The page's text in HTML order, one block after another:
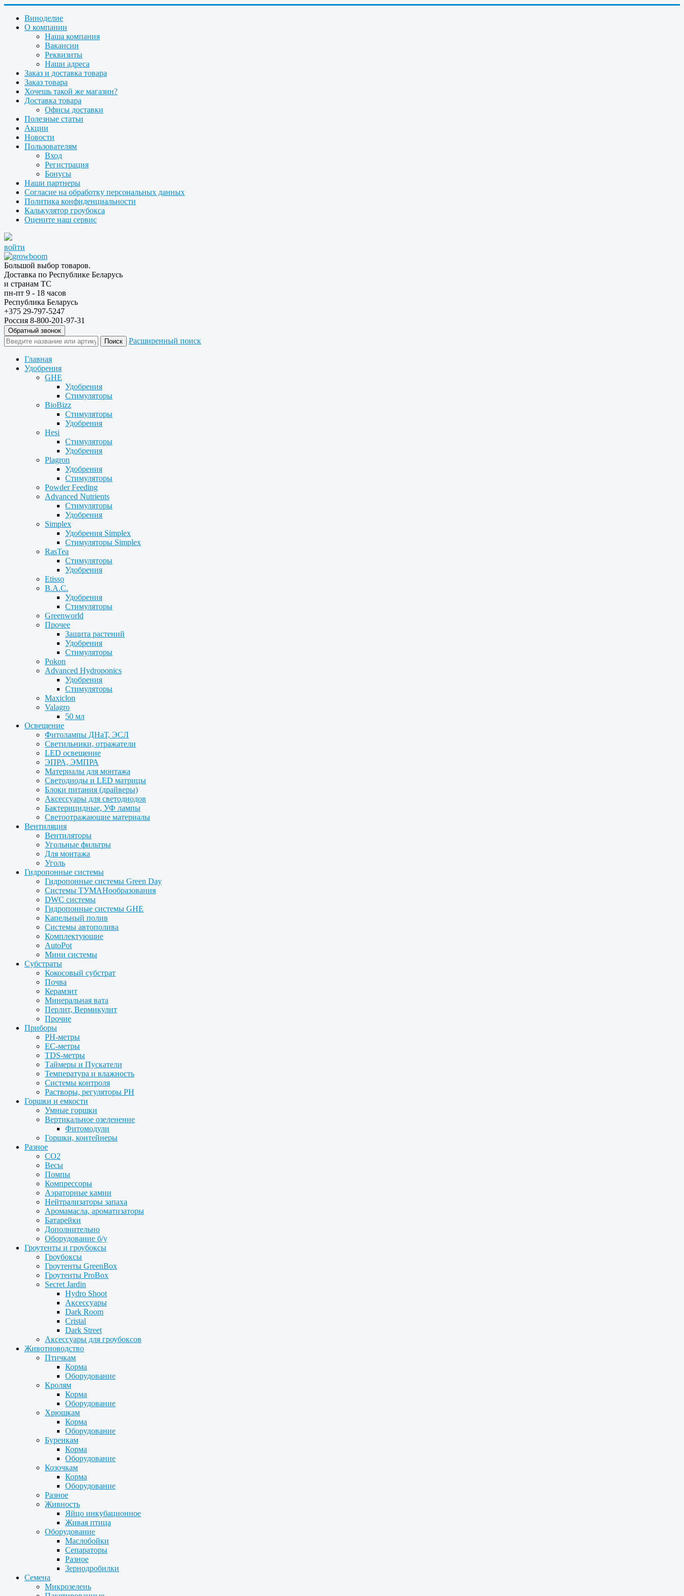
Виноделие
О компании
Наша компания
Вакансии
Реквизиты
Наши адреса
Заказ и доставка товара
Заказ товара
Хочешь такой же магазин?
Доставка товара
Офисы доставки
Полезные статьи
Акции
Новости
Пользователям
Вход
Регистрация
Бонусы
Наши партнеры
Согласие на обработку персональных данных
Политика конфиденциальности
Калькулятор гроубокса
Оцените наш сервис
войти
Большой выбор товаров.
Доставка по Республике Беларусь
и странам ТС
пн-пт 9 - 18 часов
Республика Беларусь
+375 29-797-5247
Россия 8-800-201-97-31
Обратный звонок
Расширенный поиск
Главная
Удобрения
GHE
Удобрения
Стимуляторы
BioBizz
Стимуляторы
Удобрения
Hesi
Стимуляторы
Удобрения
Plagron
Удобрения
Стимуляторы
Powder Feeding
Advanced Nutrients
Стимуляторы
Удобрения
Simplex
Удобрения Simplex
Стимуляторы Simplex
RasTea
Стимуляторы
Удобрения
Etisso
B.A.C.
Удобрения
Стимуляторы
Greenworld
Прочее
Защита растений
Удобрения
Стимуляторы
Pokon
Advanced Hydroponics
Удобрения
Стимуляторы
Maxiclon
Valagro
50 мл
Освещение
Фитолампы ДНаТ, ЭСЛ
Светильники, отражатели
LED освещение
ЭПРА, ЭМПРА
Материалы для монтажа
Светодиоды и LED матрицы
Блоки питания (драйверы)
Аксессуары для светодиодов
Бактерицидные, УФ лампы
Светоотражающие материалы
Вентиляция
Вентиляторы
Угольные фильтры
Для монтажа
Уголь
Гидропонные системы
Гидропонные системы Green Day
Системы ТУМАНообразования
DWC системы
Гидропонные системы GHE
Капельный полив
Системы автополива
Комплектующие
AutoPot
Мини системы
Субстраты
Кокосовый субстрат
Почва
Керамзит
Минеральная вата
Перлит, Вермикулит
Прочие
Приборы
PH-метры
EC-метры
TDS-метры
Таймеры и Пускатели
Температура и влажность
Системы контроля
Растворы, регуляторы PH
Горшки и емкости
Умные горшки
Вертикальное озеленение
Фитомодули
Горшки, контейнеры
Разное
CO2
Весы
Помпы
Компрессоры
Аэраторные камни
Нейтрализаторы запаха
Аромамасла, ароматизаторы
Батарейки
Дополнительно
Оборудование б/у
Гроутенты и гроубоксы
Гроубоксы
Гроутенты GreenBox
Гроутенты ProBox
Secret Jardin
Hydro Shoot
Аксессуары
Dark Room
Cristal
Dark Street
Аксессуары для гроубоксов
Животноводство
Птичкам
Корма
Оборудование
Кролям
Корма
Оборудование
Хрюшкам
Корма
Оборудование
Буренкам
Корма
Оборудование
Козочкам
Корма
Оборудование
Разное
Живность
Яйцо инкубационное
Живая птица
Оборудование
Маслобойки
Сепараторы
Разное
Зернодробилки
Семена
Микрозелень